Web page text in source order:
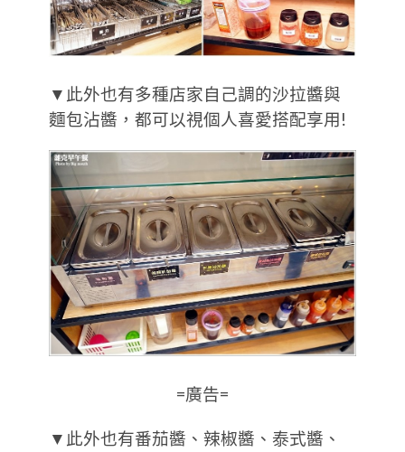
▼此外也有多種店家自己調的沙拉醬與
麵包沾醬，都可以視個人喜愛搭配享用!
=廣告=
▼此外也有番茄醬、辣椒醬、泰式醬、